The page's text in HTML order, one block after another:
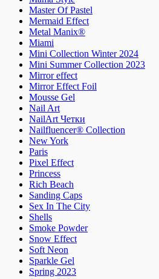
Master Of Pastel
Mermaid Effect
Metal Manix®
Miami
Mini Collection Winter 2024
Mini Summer Collection 2023
Mirror effect
Mirror Effect Foil
Mousse Gel
Nail Art
NailArt Четки
Nailfluencer® Collection
New York
Paris
Pixel Effect
Princess
Rich Beach
Sanding Caps
Sex In The City
Shells
Smoke Powder
Snow Effect
Soft Neon
Sparkle Gel
Spring 2023